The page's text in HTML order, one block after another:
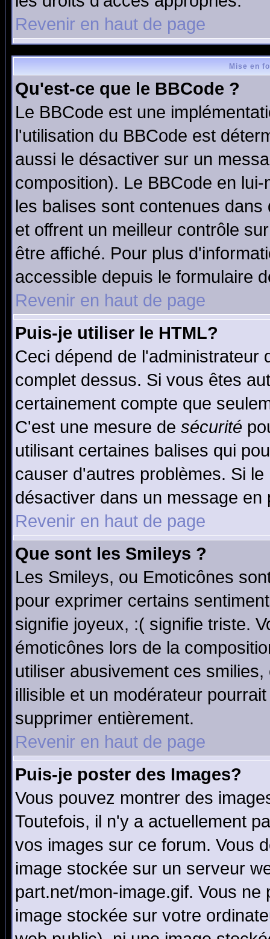
Revenir en haut de page
Mise en
Qu'est-ce que le BBCode ?
Le BBCode est une
l'utilisation du BBCode est
aussi le désactiver sur un
composition). Le BBCode en
les balises sont contenues
et offrent un meilleur contrôle
être affiché. Pour plus
accessible depuis le formulaire
Revenir en haut de page
Puis-je utiliser le HTML?
Ceci dépend de l'administrateur
complet dessus. Si vous êtes
certainement compte que
C'est une mesure de sécurité
utilisant certaines balises qui
causer d'autres problèmes. Si
désactiver dans un message
Revenir en haut de page
Que sont les Smileys ?
Les Smileys, ou Emoticônes
pour exprimer certains
signifie joyeux, :( signifie triste.
émoticônes lors de la
utiliser abusivement ces
illisible et un modérateur
supprimer entièrement.
Revenir en haut de page
Puis-je poster des Images?
Vous pouvez montrer des
Toutefois, il n'y a actuellement
vos images sur ce forum. Vous
image stockée sur un serveur
part.net/mon-image.gif. Vous
image stockée sur votre